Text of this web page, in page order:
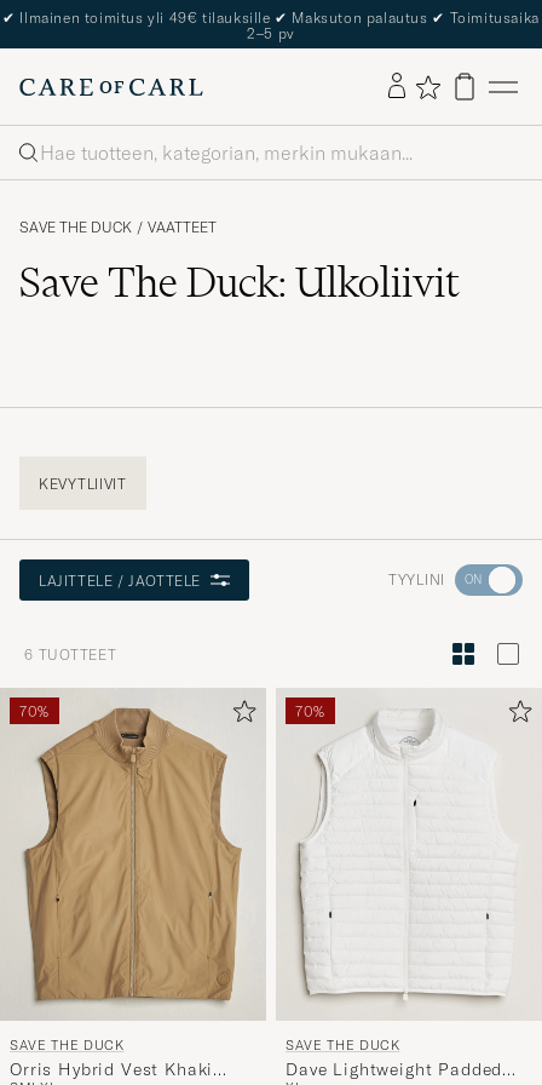
✔ Ilmainen toimitus yli 49€ tilauksille ✔ Maksuton palautus ✔ Toimitusaika
2–5 pv
Haku
SAVE THE DUCK / VAATTEET
Save The Duck: Ulkoliivit
KEVYTLIIVIT
LAJITTELE / JAOTTELE TYYLINI
Aktivoi
tyylini
tuotteille
6 TUOTTEET
70%
SAVE THE DUCK
Orris Hybrid Vest Khaki
70%
SAVE THE DUCK
Dave Lightweight Padded